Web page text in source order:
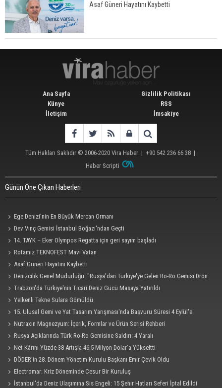
Asaf Güneri Hayatını Kaybetti
Ana Sayfa
Künye
İletişim
Gizlilik Politikası
RSS
İmsakiye
Tüm Hakları Saklıdır © 2006-2020 Vira Haber | +90 542 236 66 38 |
Haber Scripti
Günün Öne Çıkan Haberleri
Ege Denizi’nin En Büyük Mercan Ormanı
Dev Vinç Gemisi İstanbul Boğazı'ndan Geçti
14. TAYK – Eker Olympos Regatta için geri sayım başladı
Rotamız TEKNOFEST Mavi Vatan
Asaf Güneri Hayatını Kaybetti
Denizcilik Genel Müdürlüğü: "Rusya'dan Türkiye'ye Gelen Ro-Ro Gemisi Dron
Saldırısına Uğradı"
Trabzon'da Türkiye'nin Ticari Deniz Gücü Masaya Yatırıldı
Yelkenli Tekne Sulara Gömüldü
15. Ulusal Gemi ve Yat Tasarım Yarışması'nda Başvuru Süresi 4 Eylül'e
Uzatıldı
Nutraxin Magnezyum: İçerik, Formlar ve Ürün Serisi Rehberi
Rusya Açıklarında Türk Ro-Ro Gemisine Saldırı: 4 Yaralı
Net Kârını Yüzde 38 Artışla 46.5 Milyon Dolar’a Yükseltti
DÖDER'in 28. Dönem Yönetim Kurulu Başkanı Emir Çevik Oldu
Electromar: Kriz Döneminde Cesur Bir Kuruluş
İstanbul'da Deniz Ulaşımına Sis Engeli: 15 Şehir Hatları Seferi İptal Edildi